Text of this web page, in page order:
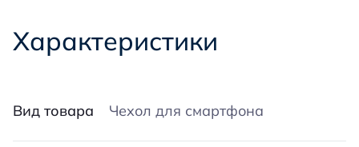
Характеристики
Вид товара Чехол для смартфона